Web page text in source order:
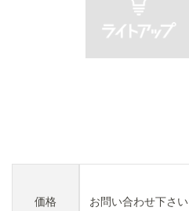
価格 お問い合わせ下さい